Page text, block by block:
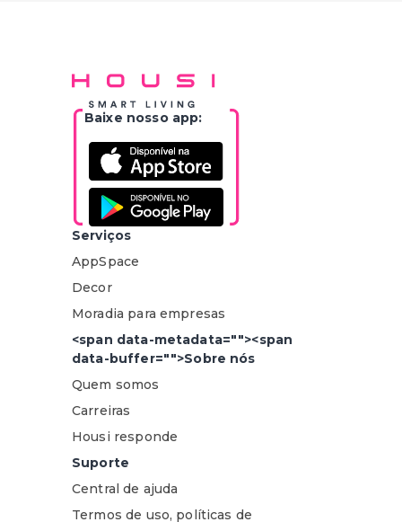
Serviços
AppSpace
Decor
Moradia para empresas
<span data-metadata=""><span
data-buffer="">Sobre nós
Quem somos
Carreiras
Housi responde
Suporte
Central de ajuda
Termos de uso, políticas de
Baixe nosso app: